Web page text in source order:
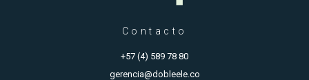
Contacto
+57 (4) 589 78 80
gerencia@dobleele.co